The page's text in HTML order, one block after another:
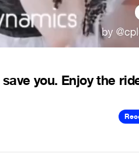
you. Enjoy the